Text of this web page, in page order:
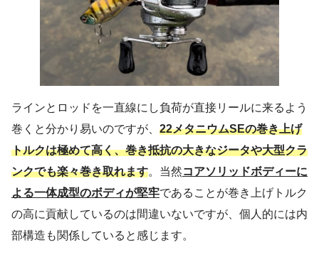
ラインとロッドを一直線にし負荷が直接リールに来るよう
巻くと分かり易いのですが、 22メタニウムSEの巻き上げ
トルクは極めて高く、巻き抵抗の大きなジータや大型クラ
ンクでも楽々巻き取れます。当然コアソリッドボディーに
よる一体成型のボディが堅牢であることが巻き上げトルク
の高に貢献しているのは間違いないですが、個人的には内
部構造も関係していると感じます。